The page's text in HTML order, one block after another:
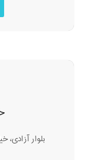
بلوار آزادی، خیابان